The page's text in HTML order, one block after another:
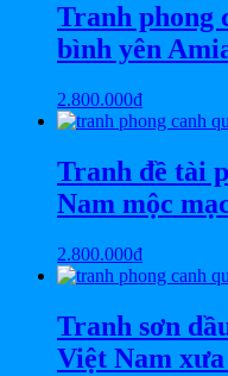
Tranh phong
bình yên
2.800.000₫
Tranh đề tài
Nam mộc
2.800.000₫
Tranh sơn
Việt Nam